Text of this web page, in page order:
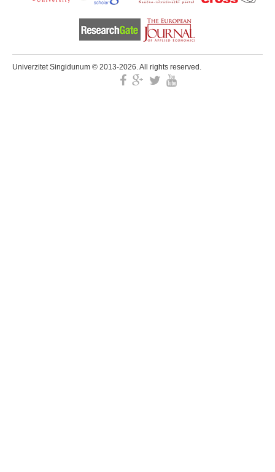
Univerzitet Singidunum © 2013-2026. All rights reserved.